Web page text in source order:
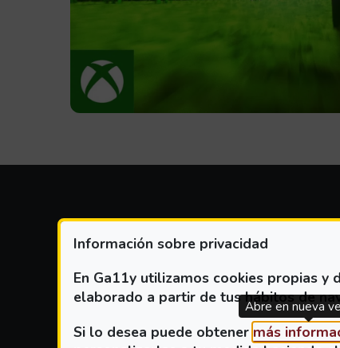
Información sobre privacidad
En Ga11y utilizamos cookies propias
elaborado a partir de tus hábitos de
Si lo desea puede obtener más
Abre en nueva
PLATAFORMA